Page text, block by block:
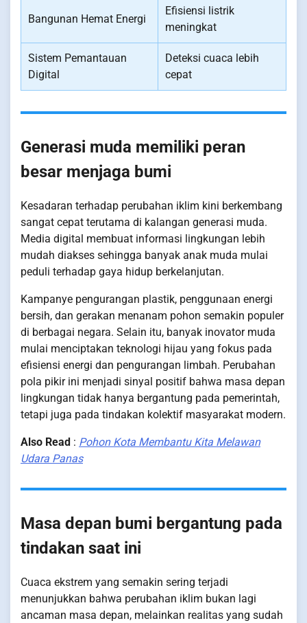
Bangunan Hemat Energi
Efisiensi listrik
meningkat
Sistem Pemantauan
Digital
Deteksi cuaca lebih
cepat
Generasi muda memiliki peran
besar menjaga bumi
Kesadaran terhadap perubahan iklim kini berkembang
sangat cepat terutama di kalangan generasi muda.
Media digital membuat informasi lingkungan lebih
mudah diakses sehingga banyak anak muda mulai
peduli terhadap gaya hidup berkelanjutan.
Kampanye pengurangan plastik, penggunaan energi
bersih, dan gerakan menanam pohon semakin populer
di berbagai negara. Selain itu, banyak inovator muda
mulai menciptakan teknologi hijau yang fokus pada
efisiensi energi dan pengurangan limbah. Perubahan
pola pikir ini menjadi sinyal positif bahwa masa depan
lingkungan tidak hanya bergantung pada pemerintah,
tetapi juga pada tindakan kolektif masyarakat modern.
Also Read : Pohon Kota Membantu Kita Melawan
Udara Panas
Masa depan bumi bergantung pada
tindakan saat ini
Cuaca ekstrem yang semakin sering terjadi
menunjukkan bahwa perubahan iklim bukan lagi
ancaman masa depan, melainkan realitas yang sudah